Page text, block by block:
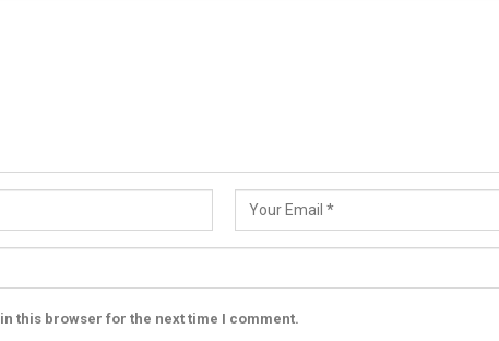
this browser for the next time I comment.